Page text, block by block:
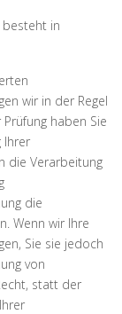
besteht in
wir in der Regel
haben Sie
Ihrer
die Verarbeitung
die
Wenn wir Ihre
Sie sie jedoch
von
statt der